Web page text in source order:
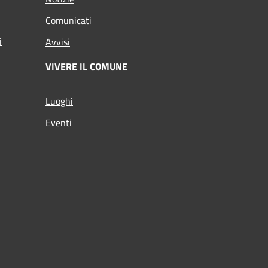
Comunicati
Avvisi
VIVERE IL COMUNE
Luoghi
Eventi